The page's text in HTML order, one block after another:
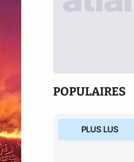
POPULAIRES
PLUS LUS